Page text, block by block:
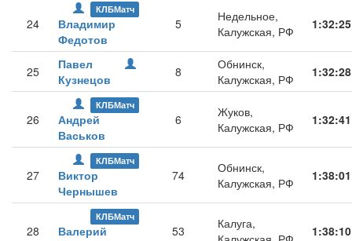
24
КЛБМатч
Владимир
Федотов
5
Недельное,
Калужская, РФ
1:32:25
25
Павел
Кузнецов
8
Обнинск,
Калужская, РФ
1:32:28
26
КЛБМатч
Андрей
Васьков
6
Жуков,
Калужская, РФ
1:32:41
27
КЛБМатч
Виктор
Чернышев
74
Обнинск,
Калужская, РФ
1:38:01
28
КЛБМатч
Валерий
53
Калуга,
1:38:10